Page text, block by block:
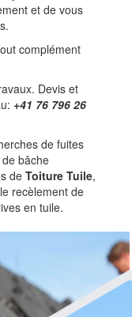
et de vous
complément
Devis et
+41 76 796 26
de fuites
bâche
deToiture Tuile,
recèlement de
en tuile.